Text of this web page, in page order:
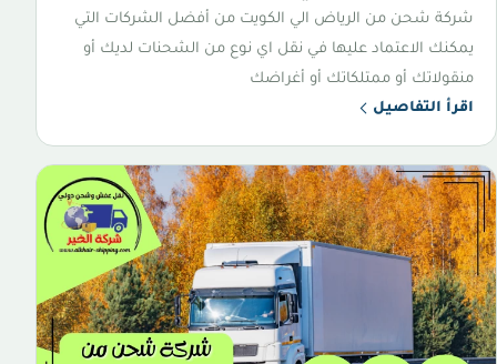
شركة شحن من الرياض الي الكويت من أفضل الشركات التي
يمكنك الاعتماد عليها في نقل اي نوع من الشحنات لديك أو
منقولاتك أو ممتلكاتك أو أغراضك
اقرأ التفاصيل